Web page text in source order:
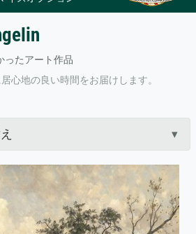
ったアート作品
心地の良い時間をお届けします。